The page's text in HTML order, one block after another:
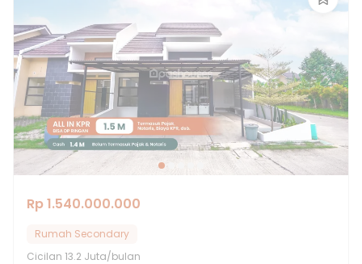
Rp 1.540.000.000
Rumah Secondary
Cicilan 13.2 Juta/bulan